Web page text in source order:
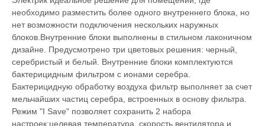
необходимо разместить более одного внутреннего блока, но
нет возможности подключения нескольких наружных
блоков.Внутренние блоки выполнены в стильном лаконичном
дизайне. Предусмотрено три цветовых решения: черный,
серебристый и белый. Внутренние блоки комплектуются
бактерицидным фильтром с ионами серебра.
Бактерицидную обработку воздуха фильтр выполняет за счет
мельчайших частиц серебра, встроенных в основу фильтра.
Режим "I Save" позволяет сохранить 2 набора
настроек:целевая температура, скорость вентилятора и